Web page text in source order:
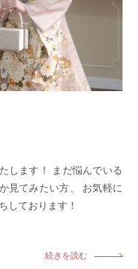
します！ まだ悩んでいる
見てみたい方、 お気軽に
しております！
続きを読む